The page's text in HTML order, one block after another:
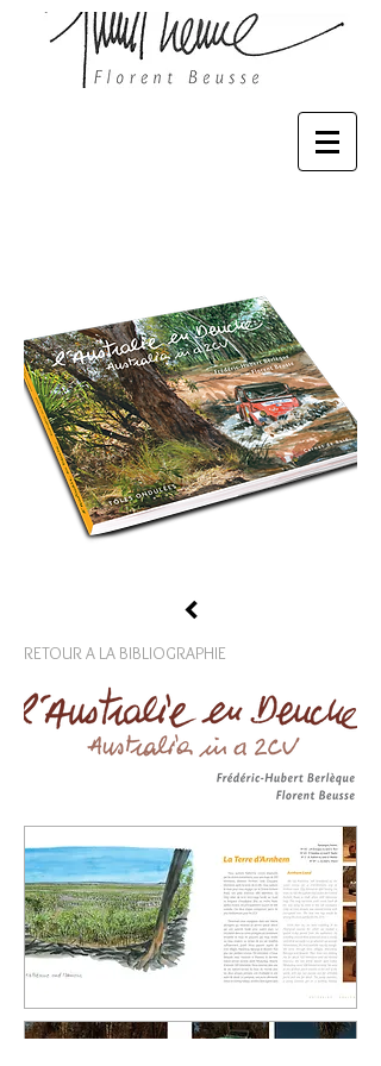
RETOUR A LA BIBLIOGRAPHIE